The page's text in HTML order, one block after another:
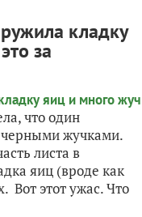
кладку
за
что один
черными жучками.
листа в
яиц (вроде как
Вот этот ужас. Что